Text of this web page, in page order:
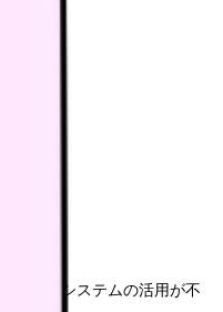
適切なシステムの活用が不